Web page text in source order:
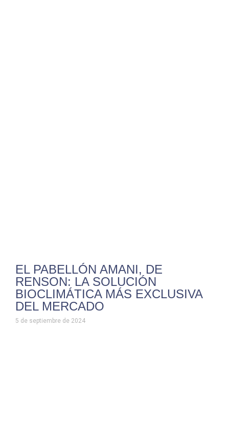
EL PABELLÓN AMANI, DE
RENSON: LA SOLUCIÓN
BIOCLIMÁTICA MÁS EXCLUSIVA
DEL MERCADO
5 de septiembre de 2024